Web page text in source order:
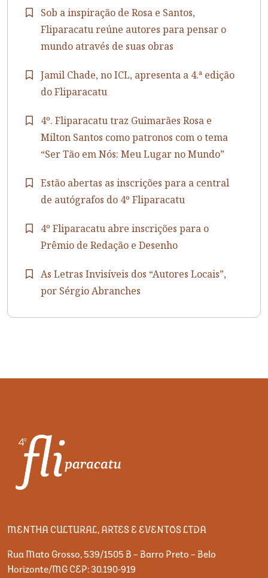
Sob a inspiração de Rosa e Santos,
Fliparacatu reúne autores para pensar o
mundo através de suas obras
Jamil Chade, no ICL, apresenta a 4.ª edição
do Fliparacatu
4º. Fliparacatu traz Guimarães Rosa e
Milton Santos como patronos com o tema
“Ser Tão em Nós: Meu Lugar no Mundo”
Estão abertas as inscrições para a central
de autógrafos do 4º Fliparacatu
4º Fliparacatu abre inscrições para o
Prêmio de Redação e Desenho
As Letras Invisíveis dos “Autores Locais”,
por Sérgio Abranches
MENTHA CULTURAL, ARTES E EVENTOS LTDA
Rua Mato Grosso, 539/1505 B – Barro Preto – Belo
Horizonte/MG CEP: 30.190-919